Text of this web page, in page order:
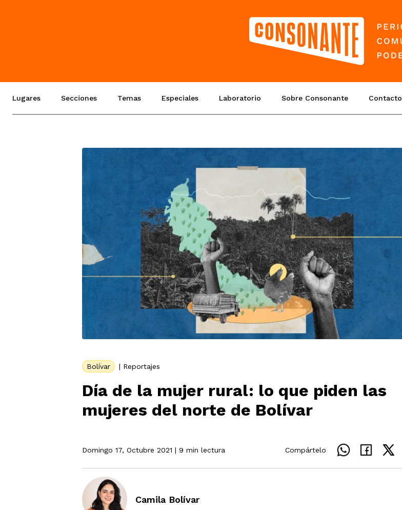
Lugares Secciones Temas Especiales Laboratorio Sobre Consonante Contacto
Bolívar | Reportajes
Día de la mujer rural: lo que piden las
mujeres del norte de Bolívar
Domingo 17, Octubre 2021 | 9 min lectura Compártelo
Camila Bolívar